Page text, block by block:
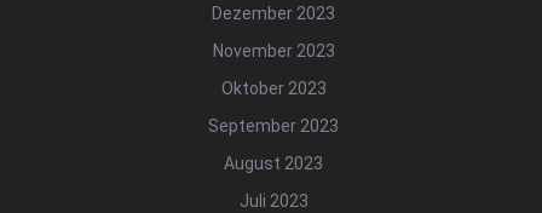
Dezember 2023
November 2023
Oktober 2023
September 2023
August 2023
Juli 2023